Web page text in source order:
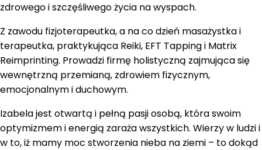
zdrowego i szczęśliwego życia na wyspach.
Z zawodu fizjoterapeutka, a na co dzień masażystka i
terapeutka, praktykująca Reiki, EFT Tapping i Matrix
Reimprinting. Prowadzi firmę holistyczną zajmująca się
wewnętrzną przemianą, zdrowiem fizycznym,
emocjonalnym i duchowym.
Izabela jest otwartą i pełną pasji osobą, która swoim
optymizmem i energią zaraża wszystkich. Wierzy w ludzi i
w to, iż mamy moc stworzenia nieba na ziemi – to dokąd